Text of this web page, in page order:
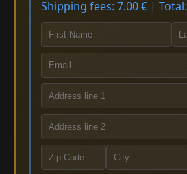
Shipping fees: 7.00 € | Total: